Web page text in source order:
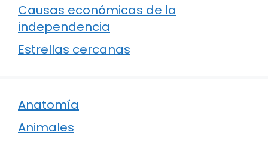
Causas económicas de la
independencia
Estrellas cercanas
Anatomía
Animales